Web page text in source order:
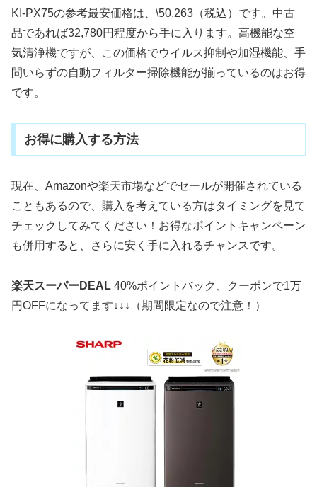
KI-PX75の参考最安価格は、\50,263（税込）です。中古
品であれば32,780円程度から手に入ります。高機能な空
気清浄機ですが、この価格でウイルス抑制や加湿機能、手
間いらずの自動フィルター掃除機能が揃っているのはお得
です。
お得に購入する方法
現在、Amazonや楽天市場などでセールが開催されている
こともあるので、購入を考えている方はタイミングを見て
チェックしてみてください！お得なポイントキャンペーン
も併用すると、さらに安く手に入れるチャンスです。
楽天スーパーDEAL 40%ポイントバック、クーポンで1万
円OFFになってます↓↓↓ （期間限定なので注意！）